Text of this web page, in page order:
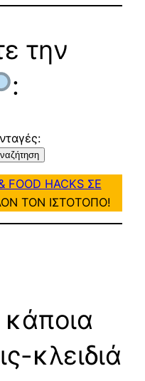
την
:
HACKS ΣΕ
ΤΟΝ ΙΣΤΟΤΟΠΟ!
κλειδιά